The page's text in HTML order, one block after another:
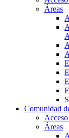
Áreas
Comunidad
Áreas